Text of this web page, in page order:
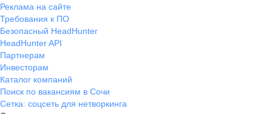
Реклама на сайте
Требования к ПО
Безопасный HeadHunter
HeadHunter API
Партнерам
Инвесторам
Каталог компаний
Поиск по вакансиям в Сочи
Сетка: соцсеть для нетворкинга